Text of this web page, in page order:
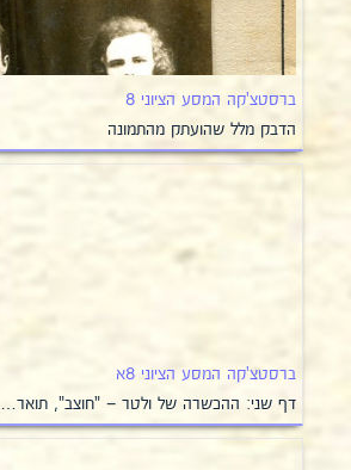
ברסטצ'קה המסע הציוני 8
הדבק מלל שהועתק מהתמונה
ברסטצ'קה המסע הציוני 8א
דף שני: ההכשרה של ולטר – "חוצב", תואר…